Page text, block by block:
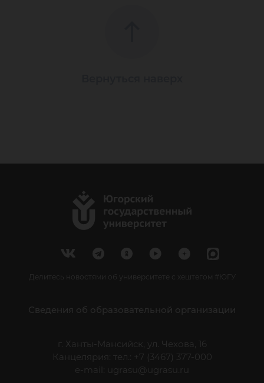
Делитесь новостями об университете с хештегом #ЮГУ
Сведения об образовательной организации
г. Ханты-Мансийск, ул. Чехова, 16
Канцелярия: тел.: +7 (3467) 377-000
e-mail:
ugrasu@ugrasu.ru